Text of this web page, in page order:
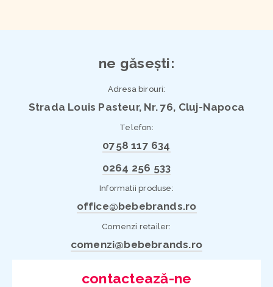
ne găsești:
Adresa birouri:
Strada Louis Pasteur, Nr. 76, Cluj-Napoca
Telefon:
0758 117 634
0264 256 533
Informatii produse:
office@bebebrands.ro
Comenzi retailer:
comenzi@bebebrands.ro
contactează-ne